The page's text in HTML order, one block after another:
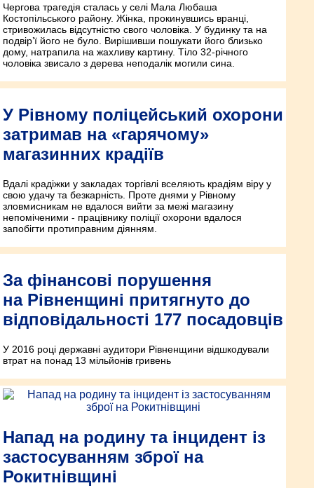
Чергова трагедія сталась у селі Мала Любаша
Костопільського району. Жінка, прокинувшись вранці,
стривожилась відсутністю свого чоловіка. У будинку та на
подвір’ї його не було. Вирішивши пошукати його близько
дому, натрапила на жахливу картину. Тіло 32-річного
чоловіка звисало з дерева неподалік могили сина.
У Рівному поліцейський охорони
затримав на «гарячому»
магазинних крадіїв
Вдалі крадіжки у закладах торгівлі вселяють крадіям віру у
свою удачу та безкарність. Проте днями у Рівному
зловмисникам не вдалося вийти за межі магазину
непоміченими - працівнику поліції охорони вдалося
запобігти протиправним діянням.
За фінансові порушення
на Рівненщині притягнуто до
відповідальності 177 посадовців
У 2016 році державні аудитори Рівненщини відшкодували
втрат на понад 13 мільйонів гривень
Напад на родину та інцидент із
застосуванням зброї на
Рокитнівщині